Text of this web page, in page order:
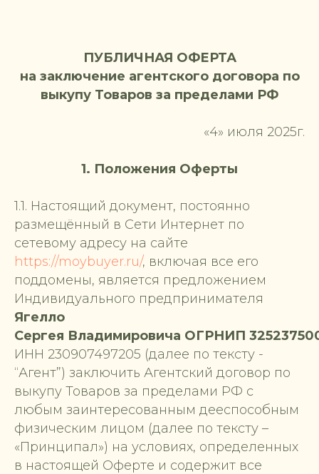
ПУБЛИЧНАЯ ОФЕРТА
на заключение агентского договора по
выкупу Товаров за пределами РФ
«4» июля 2025г.
1. Положения Оферты
1.1. Настоящий документ, постоянно
размещённый в Сети Интернет по
сетевому адресу на сайте
https://moybuyer.ru/, включая все его
поддомены, является предложением
Индивидуального предпринимателя
Ягелло
Сергея Владимировича ОГРНИП
ИНН 230907497205 (далее по тексту -
“Агент”) заключить Агентский договор по
выкупу Товаров за пределами РФ с
любым заинтересованным дееспособным
физическим лицом (далее по тексту –
«Принципал») на условиях, определенных
в настоящей Оферте и содержит все